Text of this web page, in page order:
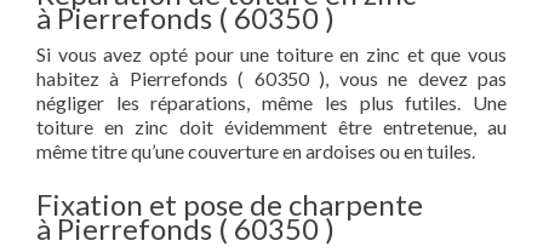
à Pierrefonds ( 60350 )
Si vous avez opté pour une toiture en zinc et que vous
habitez à Pierrefonds ( 60350 ), vous ne devez pas
négliger les réparations, même les plus futiles. Une
toiture en zinc doit évidemment être entretenue, au
même titre qu’une couverture en ardoises ou en tuiles.
Fixation et pose de charpente
à Pierrefonds ( 60350 )